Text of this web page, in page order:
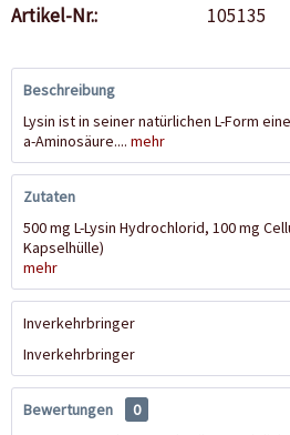
Artikel-Nr.: 105135
Beschreibung
Lysin ist in seiner natürlichen L-Form
a-Aminosäure.... mehr
Zutaten
500 mg L-Lysin Hydrochlorid, 100 mg
Kapselhülle)
mehr
Inverkehrbringer
Inverkehrbringer
Bewertungen
0